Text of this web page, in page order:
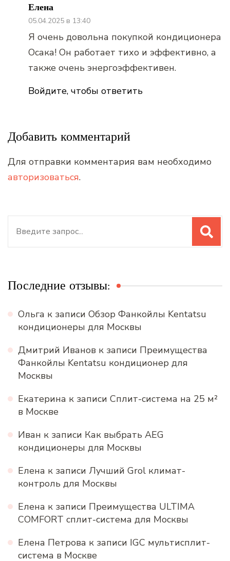
Елена
05.04.2025 в 13:40
Войдите, чтобы ответить
Я очень довольна покупкой кондиционера
Осака! Он работает тихо и эффективно, а
также очень энергоэффективен.
Добавить комментарий
Для отправки комментария вам необходимо
авторизоваться.
Последние отзывы:
Ольга к записи Обзор Фанкойлы Kentatsu
кондиционеры для Москвы
Дмитрий Иванов к записи Преимущества
Фанкойлы Kentatsu кондиционер для
Москвы
Екатерина к записи Сплит-система на 25 м²
в Москве
Иван к записи Как выбрать AEG
кондиционеры для Москвы
Елена к записи Лучший Grol климат-
контроль для Москвы
Елена к записи Преимущества ULTIMA
COMFORT сплит-система для Москвы
Елена Петрова к записи IGC мультисплит-
система в Москве